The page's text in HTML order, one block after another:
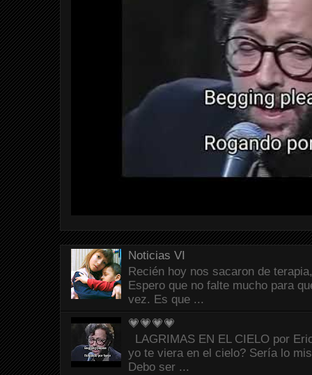
Noticias VI
Recién hoy nos sacaron de
Espero que no falte mucho para
vez. Es que ...
💗💗💗💗
LAGRIMAS EN EL CIELO por
yo te viera en el cielo? Sería lo
Debo ser ...